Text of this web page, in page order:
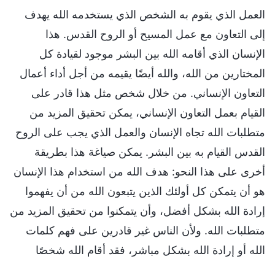
العمل الذي يقوم به الشخص الذي يستخدمه الله يهدف
إلى التعاون مع عمل المسيح أو الروح القدس. هذا
الإنسان الذي أقامه الله بين البشر موجود لقيادة كل
المختارين من الله، والله أيضًا يقيمه من أجل أداء أعمال
التعاون الإنساني. من خلال شخص مثل هذا قادر على
القيام بعمل التعاون الإنساني، يمكن تحقيق المزيد من
متطلبات الله تجاه الإنسان والعمل الذي يجب على الروح
القدس القيام به بين البشر. يمكن صياغة هذا بطريقة
أخرى على هذا النحو: هدف الله من استخدام هذا الإنسان
هو أن يتمكن كل أولئك الذين يتبعون الله من أن يفهموا
إرادة الله بشكل أفضل، وأن يتمكنوا من تحقيق المزيد من
متطلبات الله. ولأن الناس غير قادرين على فهم كلمات
الله أو إرادة الله بشكل مباشر، فقد أقام الله شخصًا